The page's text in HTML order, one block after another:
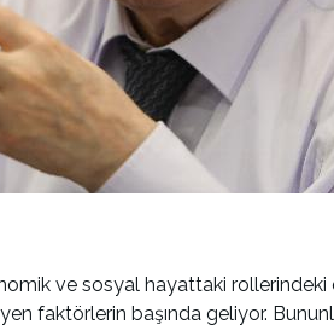
ve sosyal hayattaki
faktörlerin başında geliyor.